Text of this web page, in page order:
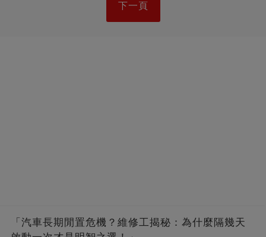
下一頁
「汽車長期閒置危機？維修工揭秘：為什麼隔幾天